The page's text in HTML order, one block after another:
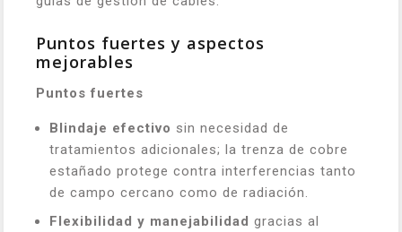
Puntos fuertes y aspectos
mejorables
Puntos fuertes
Blindaje efectivo sin necesidad de
tratamientos adicionales; la trenza de cobre
estañado protege contra interferencias tanto
de campo cercano como de radiación.
Flexibilidad y manejabilidad gracias al